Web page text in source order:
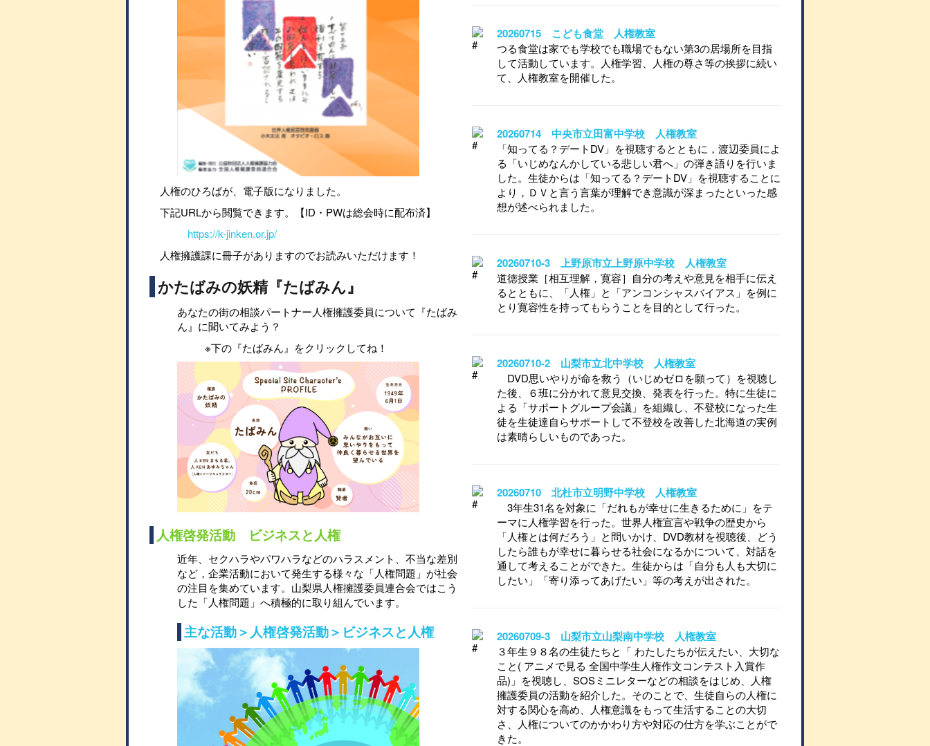
人権のひろばが、電子版になりました。
下記URLから閲覧できます。【ID・PWは総会時に配布済】
https://k-jinken.or.jp/
人権擁護課に冊子がありますのでお読みいただけます！
かたばみの妖精『たばみん』
あなたの街の相談パートナー人権擁護委員について『たばみ
ん』に聞いてみよう？
※下の『たばみん』をクリックしてね！
人権啓発活動 ビジネスと人権
近年、セクハラやパワハラなどのハラスメント、不当な差別
など，企業活動において発生する様々な「人権問題」が社会
の注目を集めています。山梨県人権擁護委員連合会ではこう
した「人権問題」へ積極的に取り組んでいます。
主な活動＞人権啓発活動＞ビジネスと人権
20260715 こども食堂 人権教室
つる食堂は家でも学校でも職場でもない第3の居場所を目指
して活動しています。人権学習、人権の尊さ等の挨拶に続い
て、人権教室を開催した。
20260714 中央市立田富中学校 人権教室
「知ってる？デートDV」を視聴するとともに，渡辺委員によ
る「いじめなんかしている悲しい君へ」の弾き語りを行いま
した。生徒からは「知ってる？デートDV」を視聴することに
より，ＤＶと言う言葉が理解でき意識が深まったといった感
想が述べられました。
20260710-3 上野原市立上野原中学校 人権教室
道徳授業［相互理解，寛容］自分の考えや意見を相手に伝え
るとともに、「人権」と「アンコンシャスバイアス」を例に
とり寛容性を持ってもらうことを目的として行った。
20260710-2 山梨市立北中学校 人権教室
DVD思いやりが命を救う（いじめゼロを願って）を視聴し
た後、６班に分かれて意見交換、発表を行った。特に生徒に
よる「サポートグループ会議」を組織し、不登校になった生
徒を生徒達自らサポートして不登校を改善した北海道の実例
は素晴らしいものであった。
20260710 北杜市立明野中学校 人権教室
3年生31名を対象に「だれもが幸せに生きるために」をテ
ーマに人権学習を行った。世界人権宣言や戦争の歴史から
「人権とは何だろう」と問いかけ、DVD教材を視聴後、どう
したら誰もが幸せに暮らせる社会になるかについて、対話を
通して考えることができた。生徒からは「自分も人も大切に
したい」「寄り添ってあげたい」等の考えが出された。
20260709-3 山梨市立山梨南中学校 人権教室
３年生９８名の生徒たちと「 わたしたちが伝えたい、大切な
こと( アニメで見る 全国中学生人権作文コンテスト入賞作
品)」を視聴し、SOSミニレターなどの相談をはじめ、人権
擁護委員の活動を紹介した。そのことで、生徒自らの人権に
対する関心を高め、人権意識をもって生活することの大切
さ、人権についてのかかわり方や対応の仕方を学ぶことがで
きた。